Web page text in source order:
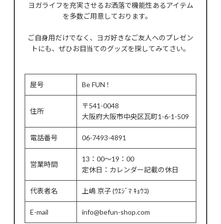
ヨガライフを充実させるお洒落で機能性あるアイテム
を多数ご用意しております。
ご自身用だけでなく、ヨガ好きなご友人へのプレゼン
トにも、ぜひお目当てのグッズを探してみてさい。
屋号 Be FUN !
住所
〒541-0048
大阪府大阪市中央区瓦町1-6-1-509
電話番号 06-7493-4891
営業時間
13：00～19：00
定休日：カレンダー記載の休日
代表者名 上嶋 京子 (ｳｴｼﾞﾏ ｷｮｳｺ)
E-mail info@befun-shop.com